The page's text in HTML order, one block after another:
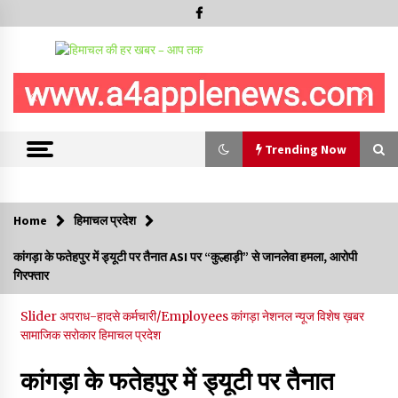
Trending Now
हमीरपुर के बड़सर में मनाया जाएगा राज्यस्तरीय स्वतंत्रता दिवस समारोह, CM
सुक्खू करेंगे ध्वजारोहण
वन विभाग के एक हजार खिलाड़ी रामपुर में दिखाएंगे जौहर, 11 से 13 सितंबर
तक आयोजित होगी 27वीं वार्षिक खेलकूद प्रतियोगिता
07/08/2026
Home हिमाचल प्रदेश
कांगड़ा के फतेहपुर में ड्यूटी पर तैनात ASI पर “कुल्हाड़ी” से जानलेवा हमला, आरोपी
गिरफ्तार
Sliderअपराध-हादसेकर्मचारी/Employeesकांगड़ानेशनल न्यूजविशेष ख़बर
सामाजिक सरोकारहिमाचल प्रदेश
कांगड़ा के फतेहपुर में ड्यूटी पर तैनात